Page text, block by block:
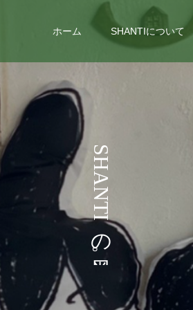
ホーム SHANTIについて
S
H
A
N
T
I
の
。